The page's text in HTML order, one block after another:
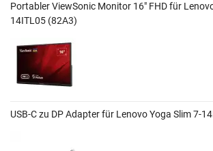
Portabler ViewSonic Monitor 16" FHD für
14ITL05 (82A3)
USB-C zu DP Adapter für Lenovo Yoga Slim 7-